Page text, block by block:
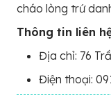
cháo lòng trứ
Thông tin liên
Địa chỉ: 76
Điện thoại: